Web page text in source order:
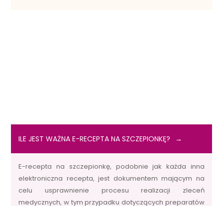
ILE JEST WAŻNA E-RECEPTA NA SZCZEPIONKĘ?
E-recepta na szczepionkę, podobnie jak każda inna
elektroniczna recepta, jest dokumentem mającym na
celu usprawnienie procesu realizacji zleceń
medycznych, w tym przypadku dotyczących preparatów